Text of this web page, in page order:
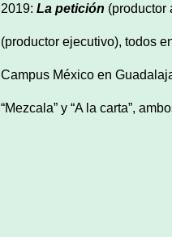
2019: La petición (productor
(productor ejecutivo), todos
Campus México en
“Mezcala” y “A la carta”,